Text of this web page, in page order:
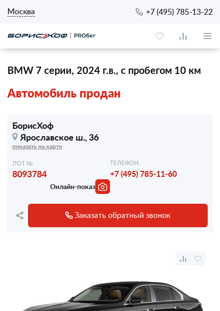
Москва +7 (495) 785-13-22
BMW 7 серии, 2024 г.в., с пробегом 10 км
Автомобиль продан
БорисХоф
Ярославское ш., 36
показать на карте
ЛОТ №
8093784
ТЕЛЕФОН:
+7 (495) 785-11-60
Онлайн-показ
Заказать обратный звонок